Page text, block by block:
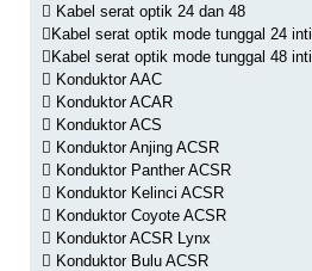
Kabel serat optik 24 dan 48
Kabel serat optik mode tunggal 24 inti
Kabel serat optik mode tunggal 48 inti
Konduktor AAC
Konduktor ACAR
Konduktor ACS
Konduktor Anjing ACSR
Konduktor Panther ACSR
Konduktor Kelinci ACSR
Konduktor Coyote ACSR
Konduktor ACSR Lynx
Konduktor Bulu ACSR